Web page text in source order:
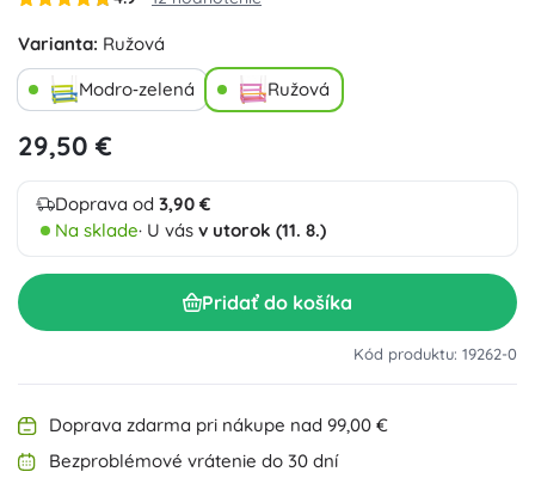
Varianta: Ružová
Modro‑zelená
Ružová
29,50 €
Doprava od 3,90 €
Na sklade· U vás v utorok (11. 8.)
Pridať do košíka
Kód produktu: 19262-0
Doprava zdarma pri nákupe nad 99,00 €
Bezproblémové vrátenie do 30 dní